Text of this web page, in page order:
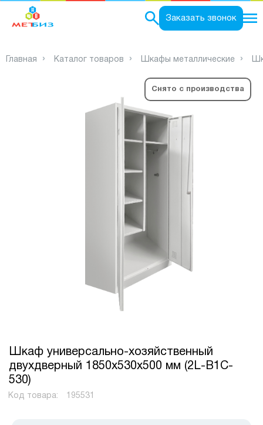
Заказать звонок
Главная Каталог товаров Шкафы металлические
Снято с производства
Шкаф универсально-хозяйственный
двухдверный 1850х530х500 мм (2L-B1C-
530)
Код товара: 195531